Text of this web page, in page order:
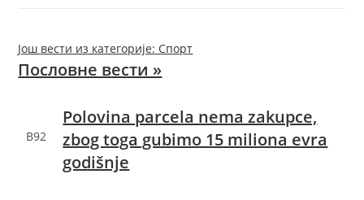
Још вести из категорије: Спорт
Пословне вести »
B92
Polovina parcela nema zakupce,
zbog toga gubimo 15 miliona evra
godišnje